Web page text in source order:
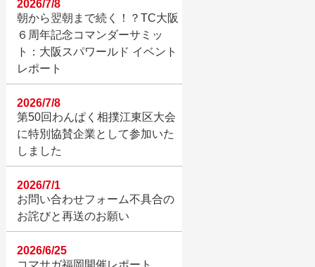
朝から翌朝まで続く！？TC大阪
６周年記念コマンダーサミッ
ト：大阪スパワールド イベント
レポート
2026/7/8
第50回わんぱく相撲江東区大会
に特別協賛企業として参加いた
しました
2026/7/8
お問い合わせフォーム不具合の
お詫びと再送のお願い
2026/7/1
コマサガ福岡開催レポート
2026/6/25